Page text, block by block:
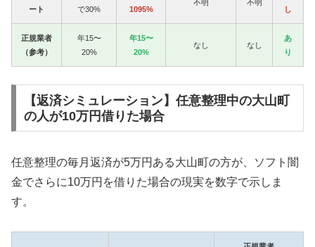
ート
で30%
1095%
不明 不明
し
正規業者
（参考）
年15〜
20%
年15〜
20%
なし なし
あ
り
【返済シミュレーション】任意整理中の大山町
の人が10万円借りた場合
任意整理の毎月返済が5万円ある大山町の方が、ソフト闇
金でさらに10万円を借りた場合の現実を数字で示しま
す。